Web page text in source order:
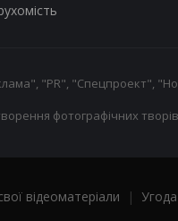
"PR", "Спецпроект",
фотографічних
відеоматеріали |